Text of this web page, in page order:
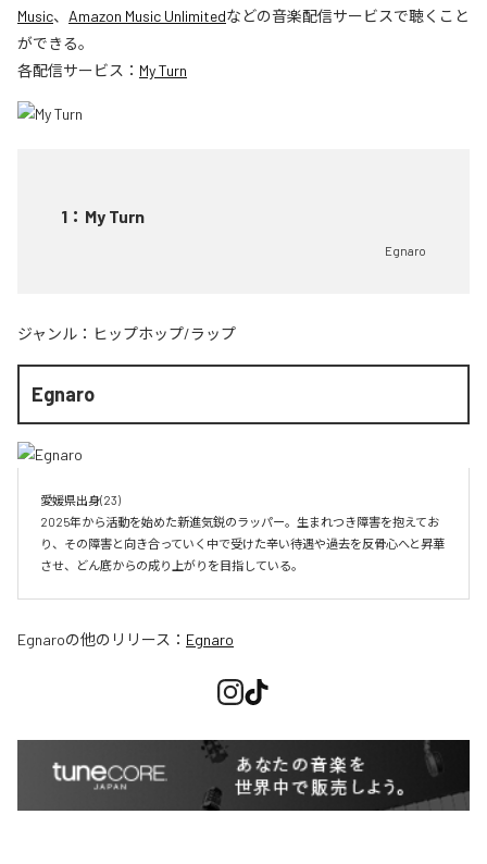
Music、 Amazon Music Unlimitedなどの音楽配信サービスで聴くこと
ができる。
各配信サービス： My Turn
1 ： My Turn
Egnaro
ジャンル： ヒップホップ/ラップ
Egnaro
愛媛県出身(23)
2025年から活動を始めた新進気鋭のラッパー。生まれつき障害を抱えてお
り、その障害と向き合っていく中で受けた辛い待遇や過去を反骨心へと昇華
させ、どん底からの成り上がりを目指している。
Egnaroの他のリリース： Egnaro